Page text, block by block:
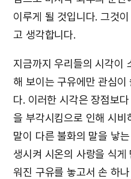
이루게 될 것입니다. 그것
고 생각합니다.
지금까지 우리들의 시각이
해 보이는 구유에만 관심이
다. 이러한 시각은 장점보
을 부각시킴으로 인해 시
말이 다른 불화의 말을 낳
생시켜 시온의 사랑을 식게
워진 구유를 놓고서 손 하